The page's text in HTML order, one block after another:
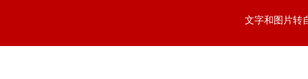
文字和图片转